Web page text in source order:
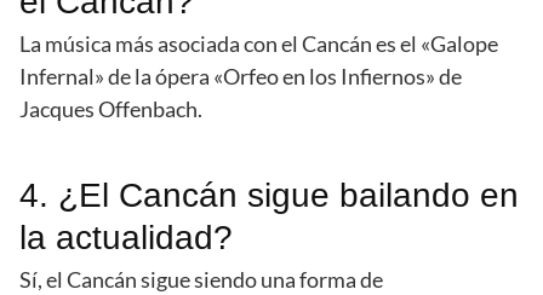
La música más asociada con el Cancán es el «Galope
Infernal» de la ópera «Orfeo en los Infiernos» de
Jacques Offenbach.
4. ¿El Cancán sigue bailando en
la actualidad?
Sí, el Cancán sigue siendo una forma de